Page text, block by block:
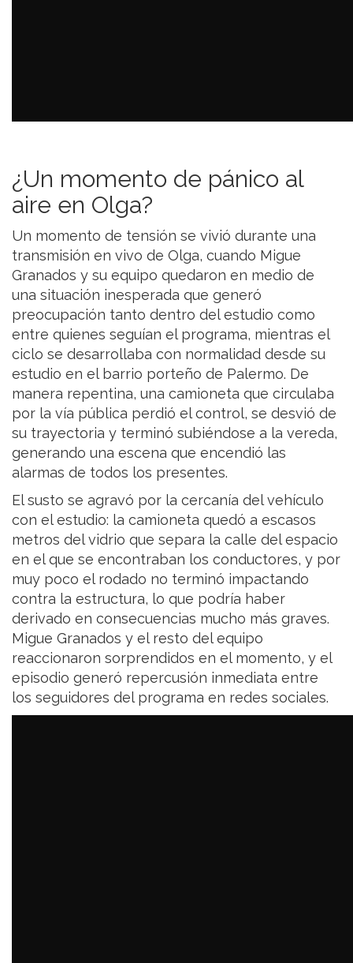
¿Un momento de pánico al
aire en Olga?
Un momento de tensión se vivió durante una
transmisión en vivo de Olga, cuando Migue
Granados y su equipo quedaron en medio de
una situación inesperada que generó
preocupación tanto dentro del estudio como
entre quienes seguían el programa, mientras el
ciclo se desarrollaba con normalidad desde su
estudio en el barrio porteño de Palermo. De
manera repentina, una camioneta que circulaba
por la vía pública perdió el control, se desvió de
su trayectoria y terminó subiéndose a la vereda,
generando una escena que encendió las
alarmas de todos los presentes.
El susto se agravó por la cercanía del vehículo
con el estudio: la camioneta quedó a escasos
metros del vidrio que separa la calle del espacio
en el que se encontraban los conductores, y por
muy poco el rodado no terminó impactando
contra la estructura, lo que podría haber
derivado en consecuencias mucho más graves.
Migue Granados y el resto del equipo
reaccionaron sorprendidos en el momento, y el
episodio generó repercusión inmediata entre
los seguidores del programa en redes sociales.